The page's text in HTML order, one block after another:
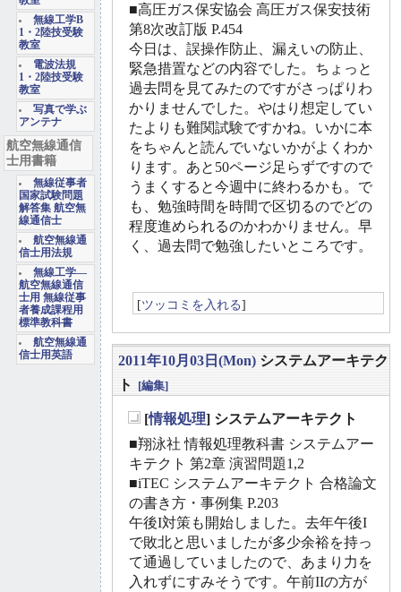
■高圧ガス保安協会 高圧ガス保安技術
第8次改訂版 P.454
今日は、誤操作防止、漏えいの防止、
緊急措置などの内容でした。ちょっと
過去問を見てみたのですがさっぱりわ
かりませんでした。やはり想定してい
たよりも難関試験ですかね。いかに本
をちゃんと読んでいないかがよくわか
ります。あと50ページ足らずですので
うまくすると今週中に終わるかも。で
も、勉強時間を時間で区切るのでどの
程度進められるのかわかりません。早
く、過去問で勉強したいところです。
[ツッコミを入れる]
2011年10月03日(Mon) システムアーキテク
ト
[編集]
[情報処理] システムアーキテクト
■翔泳社 情報処理教科書 システムアー
キテクト 第2章 演習問題1,2
■iTEC システムアーキテクト 合格論文
の書き方・事例集 P.203
午後I対策も開始しました。去年午後I
で敗北と思いましたが多少余裕を持っ
て通過していましたので、あまり力を
入れずにすみそうです。午前IIの方が
無線工学B
1・2陸技受験
教室
電波法規
1・2陸技受験
教室
写真で学ぶ
アンテナ
航空無線通信
士用書籍
無線従事者
国家試験問題
解答集 航空無
線通信士
航空無線通
信士用法規
無線工学―
航空無線通信
士用 無線従事
者養成課程用
標準教科書
航空無線通
信士用英語